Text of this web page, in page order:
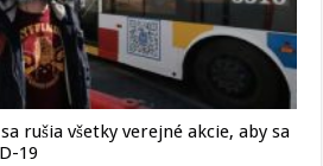
rušia všetky verejné akcie, aby sa
19